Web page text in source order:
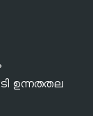
ഉന്നതതല